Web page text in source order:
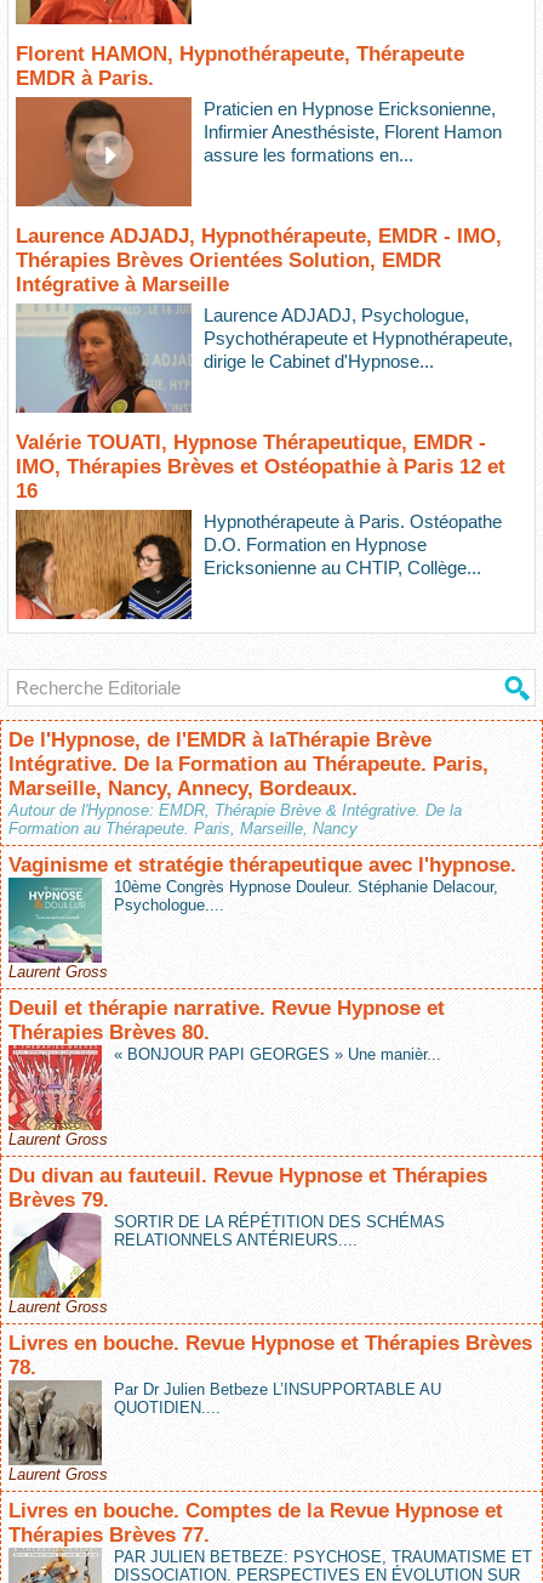
Florent HAMON, Hypnothérapeute, Thérapeute
EMDR à Paris.
Praticien en Hypnose Ericksonienne,
Infirmier Anesthésiste, Florent Hamon
assure les formations en...
Laurence ADJADJ, Hypnothérapeute, EMDR - IMO,
Thérapies Brèves Orientées Solution, EMDR
Intégrative à Marseille
Laurence ADJADJ, Psychologue,
Psychothérapeute et Hypnothérapeute,
dirige le Cabinet d'Hypnose...
Valérie TOUATI, Hypnose Thérapeutique, EMDR -
IMO, Thérapies Brèves et Ostéopathie à Paris 12 et
16
Hypnothérapeute à Paris. Ostéopathe
D.O. Formation en Hypnose
Ericksonienne au CHTIP, Collège...
De l'Hypnose, de l'EMDR à laThérapie Brève
Intégrative. De la Formation au Thérapeute. Paris,
Marseille, Nancy, Annecy, Bordeaux.
Autour de l'Hypnose: EMDR, Thérapie Brève & Intégrative. De la
Formation au Thérapeute. Paris, Marseille, Nancy
Vaginisme et stratégie thérapeutique avec l'hypnose.
10ème Congrès Hypnose Douleur. Stéphanie Delacour,
Psychologue....
Laurent Gross
Deuil et thérapie narrative. Revue Hypnose et
Thérapies Brèves 80.
« BONJOUR PAPI GEORGES » Une manièr...
Laurent Gross
Du divan au fauteuil. Revue Hypnose et Thérapies
Brèves 79.
SORTIR DE LA RÉPÉTITION DES SCHÉMAS
RELATIONNELS ANTÉRIEURS....
Laurent Gross
Livres en bouche. Revue Hypnose et Thérapies Brèves
78.
Par Dr Julien Betbeze L’INSUPPORTABLE AU
QUOTIDIEN....
Laurent Gross
Livres en bouche. Comptes de la Revue Hypnose et
Thérapies Brèves 77.
PAR JULIEN BETBEZE: PSYCHOSE, TRAUMATISME ET
DISSOCIATION. PERSPECTIVES EN ÉVOLUTION SUR